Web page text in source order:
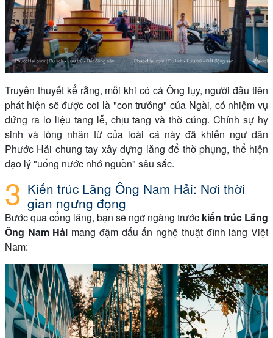
Truyền thuyết kể rằng, mỗi khi có cá Ông lụy, người đầu tiên
phát hiện sẽ được coi là "con trưởng" của Ngài, có nhiệm vụ
đứng ra lo liệu tang lễ, chịu tang và thờ cúng. Chính sự hy
sinh và lòng nhân từ của loài cá này đã khiến ngư dân
Phước Hải chung tay xây dựng lăng để thờ phụng, thể hiện
đạo lý "uống nước nhớ nguồn" sâu sắc.
Kiến trúc Lăng Ông Nam Hải: Nơi thời
gian ngưng đọng
Bước qua cổng lăng, bạn sẽ ngỡ ngàng trước kiến trúc Lăng
Ông Nam Hải mang đậm dấu ấn nghệ thuật đình làng Việt
Nam: